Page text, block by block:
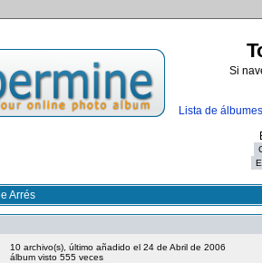
Si
Lista de álbumes
Arrés
10 archivo(s), último añadido el 24 de Abril de 2006
álbum visto 555 veces